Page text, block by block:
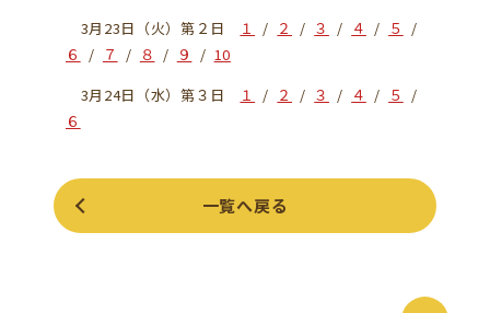
3月23日（火）第２日
１ / ２ / ３ / ４ / ５
/
６
/ ７ / ８ / ９ / 10
3月24日（水）第３日
１ / ２ / ３ / ４ / ５
/
６
一覧へ戻る